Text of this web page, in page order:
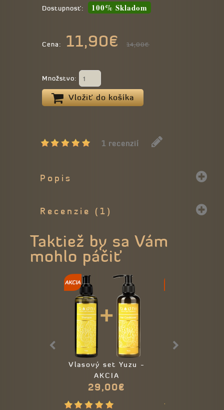
Dostupnosť: 100% Skladom
Cena: 11,90€ 14,00€
Množstvo:
Vložiť do košíka
1 recenzií
Popis
Recenzie (1)
Taktiež by sa Vám
mohlo páčiť
Vlasový set Yuzu -
AKCIA
29,00€